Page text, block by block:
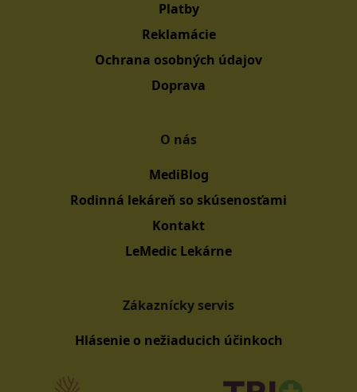
Platby
Reklamácie
Ochrana osobných údajov
Doprava
O nás
MediBlog
Rodinná lekáreň so skúsenosťami
Kontakt
LeMedic Lekárne
Zákaznícky servis
Hlásenie o nežiaducich účinkoch